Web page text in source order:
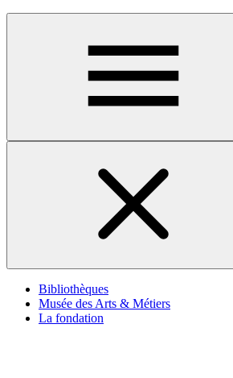
Bibliothèques
Musée des Arts & Métiers
La fondation